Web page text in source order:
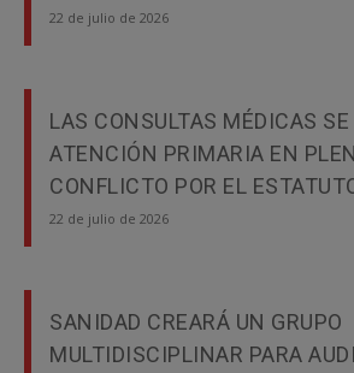
22 de julio de 2026
LAS CONSULTAS MÉDICAS
ATENCIÓN PRIMARIA EN
CONFLICTO POR EL
22 de julio de 2026
SANIDAD CREARÁ UN GRUPO
MULTIDISCIPLINAR PARA